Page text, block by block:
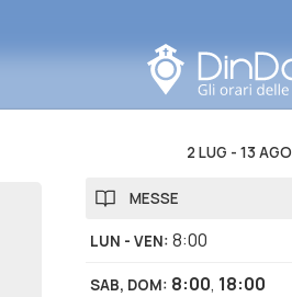
2 LUG - 13 AGO
MESSE
LUN - VEN: 8:00
SAB, DOM: 8:00, 18:00